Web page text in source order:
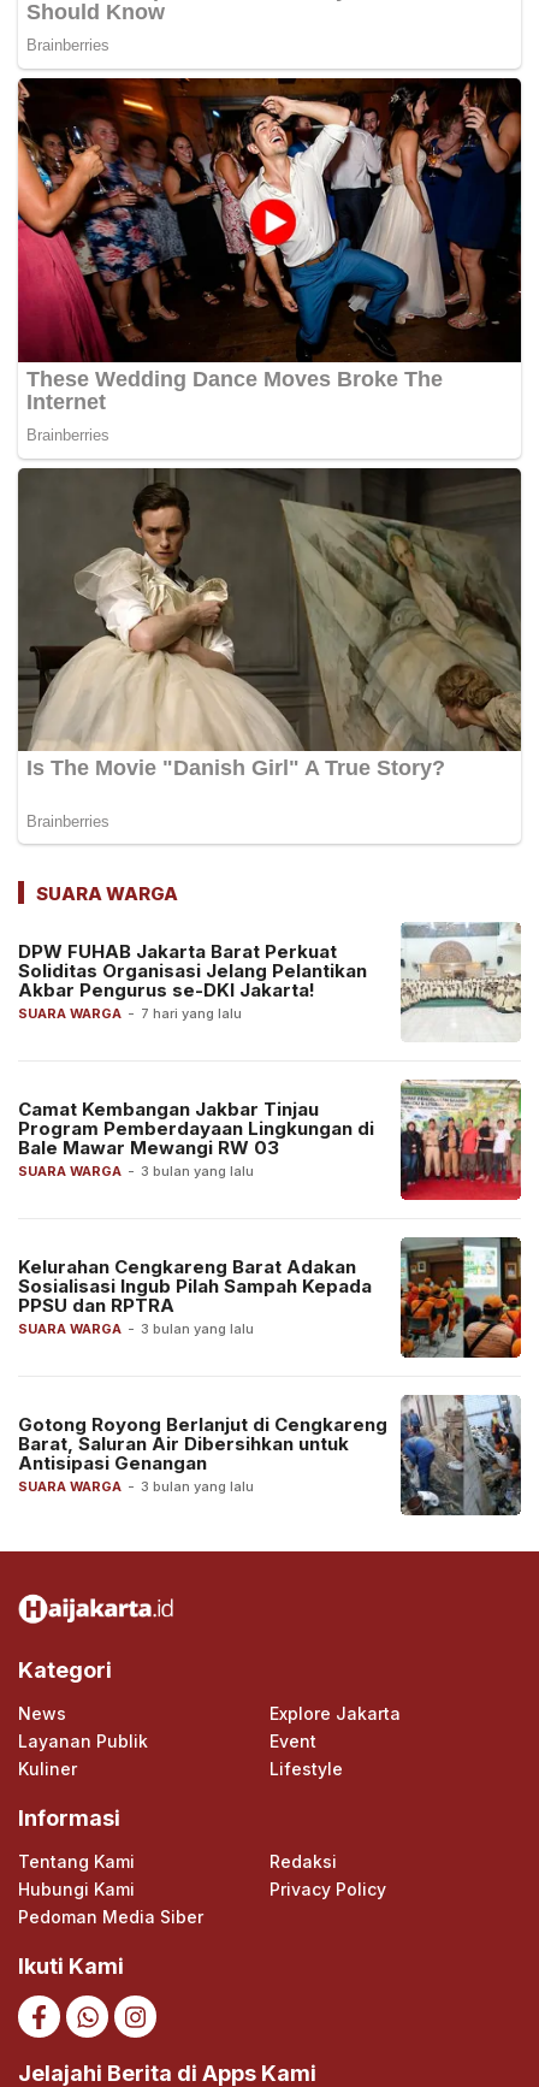
SUARA WARGA
SUARA WARGA - 7 hari yang lalu
DPW FUHAB Jakarta Barat Perkuat
Soliditas Organisasi Jelang Pelantikan
Akbar Pengurus se-DKI Jakarta!
SUARA WARGA - 3 bulan yang lalu
Camat Kembangan Jakbar Tinjau
Program Pemberdayaan Lingkungan di
Bale Mawar Mewangi RW 03
SUARA WARGA - 3 bulan yang lalu
Kelurahan Cengkareng Barat Adakan
Sosialisasi Ingub Pilah Sampah Kepada
PPSU dan RPTRA
SUARA WARGA - 3 bulan yang lalu
Gotong Royong Berlanjut di Cengkareng
Barat, Saluran Air Dibersihkan untuk
Antisipasi Genangan
Kategori
News
Explore Jakarta
Layanan Publik
Event
Kuliner
Lifestyle
Informasi
Tentang Kami
Redaksi
Hubungi Kami
Privacy Policy
Pedoman Media Siber
Ikuti Kami
Jelajahi Berita di Apps Kami